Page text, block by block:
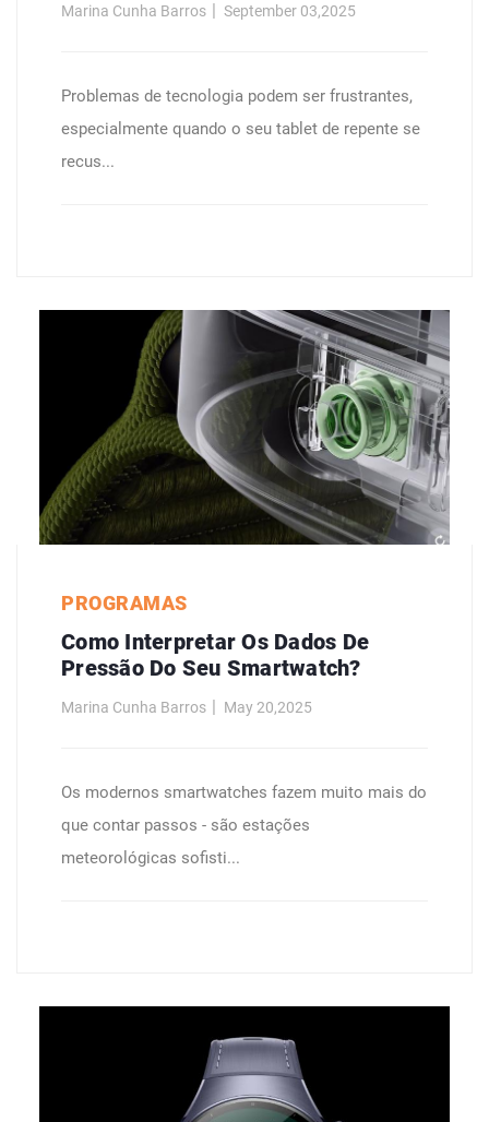
Marina Cunha Barros September 03,2025
Problemas de tecnologia podem ser frustrantes,
especialmente quando o seu tablet de repente se
recus...
PROGRAMAS
Como Interpretar Os Dados De
Pressão Do Seu Smartwatch?
Marina Cunha Barros May 20,2025
Os modernos smartwatches fazem muito mais do
que contar passos - são estações
meteorológicas sofisti...